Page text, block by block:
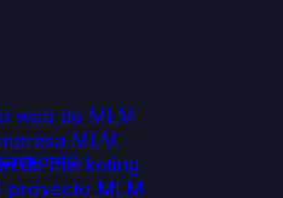
web de MLM
MLM
de marketing
proyecto MLM